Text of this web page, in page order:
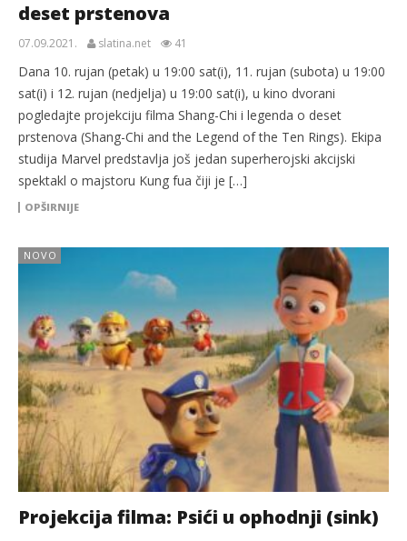
deset prstenova
07.09.2021. slatina.net 41
Dana 10. rujan (petak) u 19:00 sat(i), 11. rujan (subota) u 19:00
sat(i) i 12. rujan (nedjelja) u 19:00 sat(i), u kino dvorani
pogledajte projekciju filma Shang-Chi i legenda o deset
prstenova (Shang-Chi and the Legend of the Ten Rings). Ekipa
studija Marvel predstavlja još jedan superherojski akcijski
spektakl o majstoru Kung fua čiji je […]
OPŠIRNIJE
NOVO
Projekcija filma: Psići u ophodnji (sink)